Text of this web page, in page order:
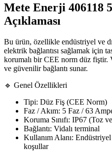
Mete Enerji 406118
Açıklaması
Bu ürün, özellikle endüstriyel ve
elektrik bağlantısı sağlamak için
korumalı bir CEE norm düz fiştir.
ve güvenilir bağlantı sunar.
🔹 Genel Özellikleri
Tipi: Düz Fiş (CEE Norm)
Faz / Akım: 5 Faz / 63
Koruma Sınıfı: IP67 (Toz
Bağlantı: Vidalı terminal
Kullanım Alanı: Endüstriyel
koşullar